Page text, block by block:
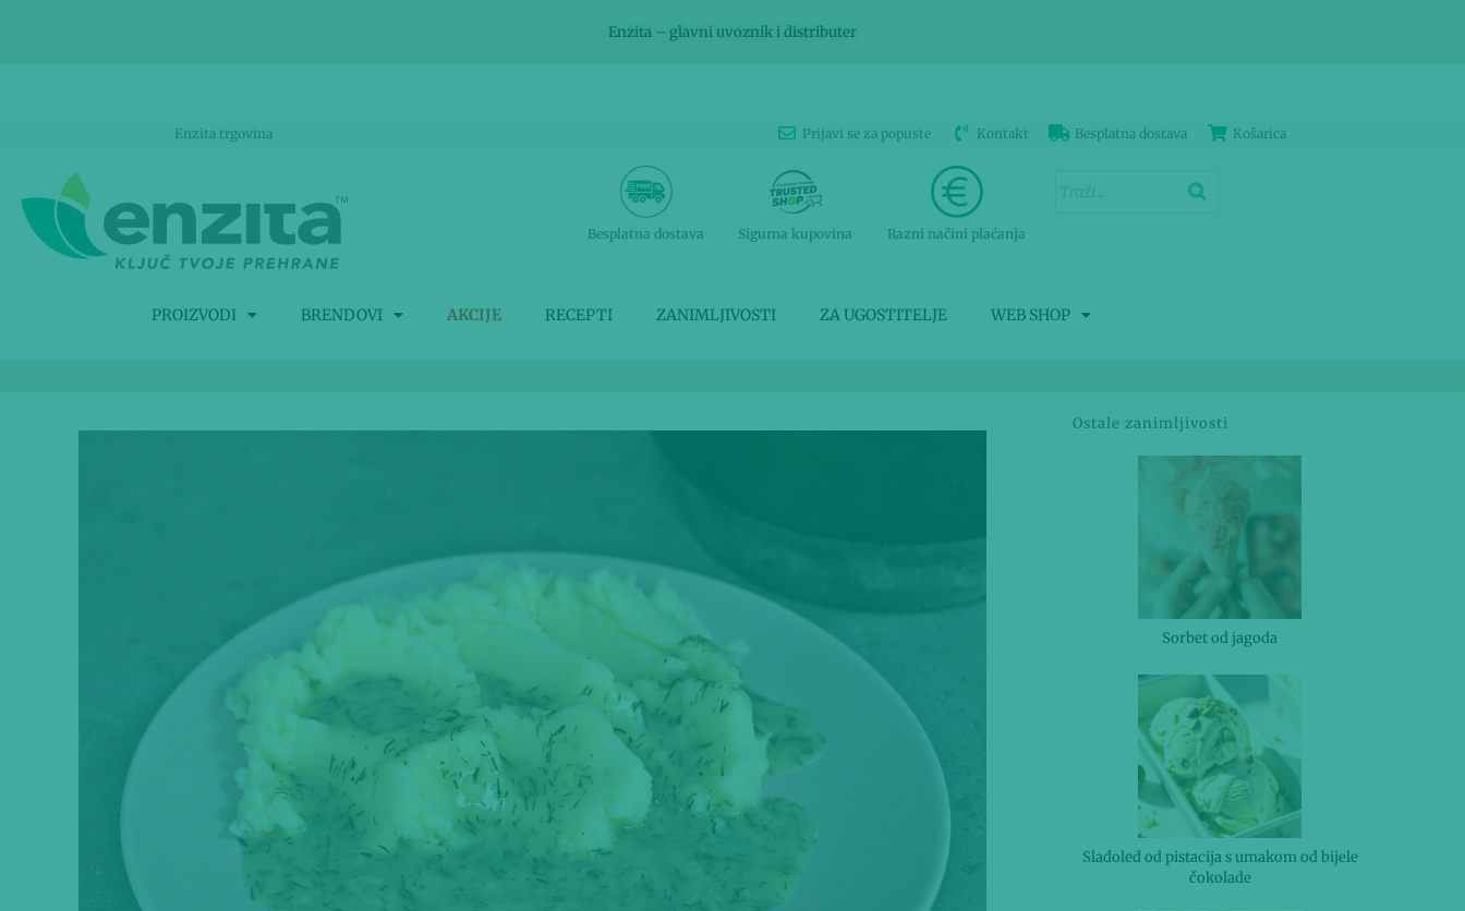
Enzita – glavni uvoznik i distributer
Enzita trgovina Prijavi se za popuste Kontakt Besplatna dostava Košarica
Besplatna dostava Sigurna kupovina Razni načini plaćanja
PROIZVODI BRENDOVI AKCIJE RECEPTI ZANIMLJIVOSTI ZA UGOSTITELJE WEB SHOP
Ostale zanimljivosti
Sorbet od jagoda
Sladoled od pistacija s umakom od bijele
čokolade